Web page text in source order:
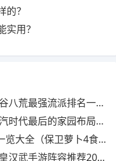
的？
实用？
荒最强流派排名一览）
后的家园布局教学一览）
卜4食神争霸第90关攻略一览）
游阵容推荐2025介绍）